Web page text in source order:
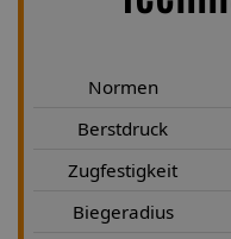
Normen
Berstdruck
Zugfestigkeit
Biegeradius